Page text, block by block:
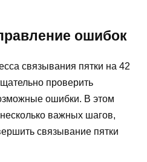
ошибок
связывания пятки на 42
проверить
ошибки. В этом
важных шагов,
связывание пятки